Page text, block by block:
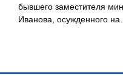
бывшего заместителя
Иванова, осужденного